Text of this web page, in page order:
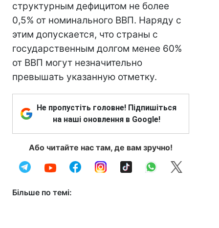
структурным дефицитом не более
0,5% от номинального ВВП. Наряду с
этим допускается, что страны с
государственным долгом менее 60%
от ВВП могут незначительно
превышать указанную отметку.
Не пропустіть головне! Підпишіться
на наші оновлення в Google!
Або читайте нас там, де вам зручно!
Більше по темі: